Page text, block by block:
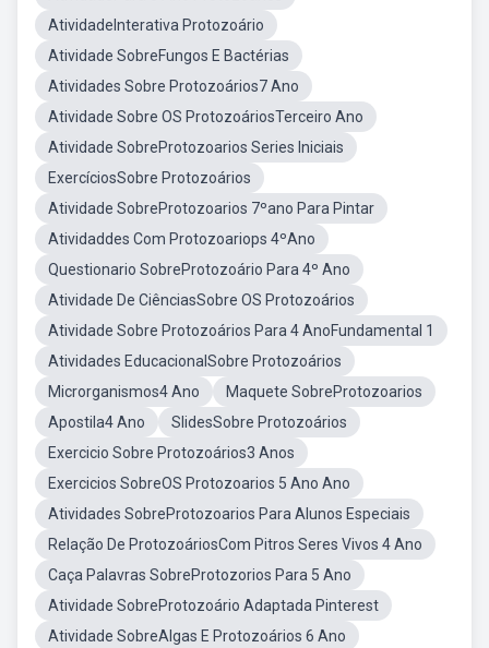
AtividadeInterativa Protozoário
Atividade SobreFungos E Bactérias
Atividades Sobre Protozoários7 Ano
Atividade Sobre OS ProtozoáriosTerceiro Ano
Atividade SobreProtozoarios Series Iniciais
ExercíciosSobre Protozoários
Atividade SobreProtozoarios 7ºano Para Pintar
Atividaddes Com Protozoariops 4ºAno
Questionario SobreProtozoário Para 4º Ano
Atividade De CiênciasSobre OS Protozoários
Atividade Sobre Protozoários Para 4 AnoFundamental 1
Atividades EducacionalSobre Protozoários
Microrganismos4 Ano
Maquete SobreProtozoarios
Apostila4 Ano
SlidesSobre Protozoários
Exercicio Sobre Protozoários3 Anos
Exercicios SobreOS Protozoarios 5 Ano Ano
Atividades SobreProtozoarios Para Alunos Especiais
Relação De ProtozoáriosCom Pitros Seres Vivos 4 Ano
Caça Palavras SobreProtozorios Para 5 Ano
Atividade SobreProtozoário Adaptada Pinterest
Atividade SobreAlgas E Protozoários 6 Ano